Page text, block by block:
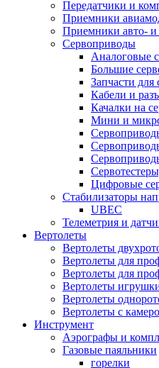
Передатчики и
Приемники
Приемники авто- и
Сервоприводы
Аналоговые
Большие
Запчасти для
Кабели и
Качалки на
Мини и
Цифровые
Стабилизаторы
UBEC
Телеметрия и
Вертолеты
Вертолеты
Вертолеты для
Вертолеты для
Вертолеты
Вертолеты
Вертолеты с
Инструмент
Аэрографы и
Газовые паяльники
горелки